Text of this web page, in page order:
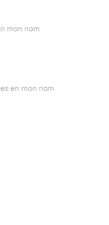
mon nom
en mon nom